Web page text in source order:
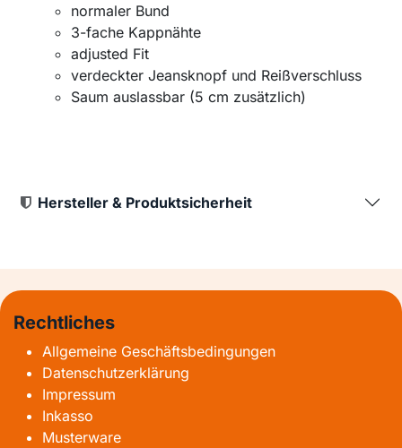
normaler Bund
3-fache Kappnähte
adjusted Fit
verdeckter Jeansknopf und Reißverschluss
Saum auslassbar (5 cm zusätzlich)
Hersteller & Produktsicherheit
Rechtliches
Allgemeine Geschäftsbedingungen
Datenschutzerklärung
Impressum
Inkasso
Musterware